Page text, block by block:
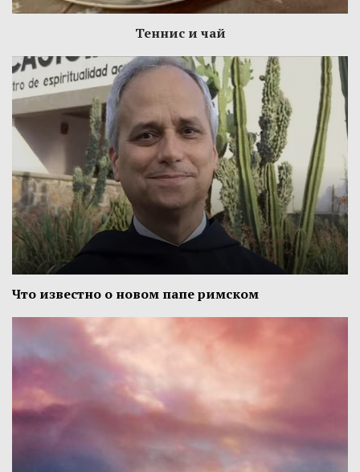
Теннис и чай
Что известно о новом папе римском